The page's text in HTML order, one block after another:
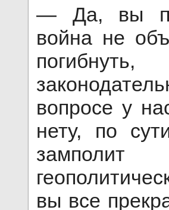
— Да, вы
война не
вопросе у
нету, по
вы все